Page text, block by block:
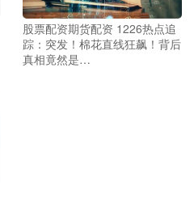
股票配资期货配资 1226热点追
踪：突发！棉花直线狂飙！背后
真相竟然是…